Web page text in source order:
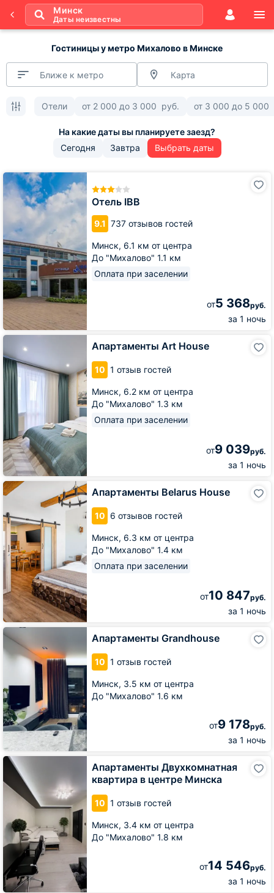
Минск
Даты неизвестны
Гостиницы у метро Михалово в Минске
Ближе к метро Карта
Отели от 2 000 до 3 000 руб. от 3 000 до 5 000
Сегодня Завтра Выбрать даты
Отель IBB
9.1 737 отзывов гостей
Минск, 6.1 км от центра
До "Михалово" 1.1 км
Оплата при заселении
от5 368руб.
за 1 ночь
Отель
IBB
Апартаменты Art House
10 1 отзыв гостей
Минск, 6.2 км от центра
До "Михалово" 1.3 км
Оплата при заселении
от9 039руб.
за 1 ночь
Апартаменты
Art
House
Апартаменты Belarus House
10 6 отзывов гостей
Минск, 6.3 км от центра
До "Михалово" 1.4 км
Оплата при заселении
от10 847руб.
за 1 ночь
Апартаменты
Belarus
Апартаменты Grandhouse
10 1 отзыв гостей
Минск, 3.5 км от центра
До "Михалово" 1.6 км
от9 178руб.
за 1 ночь
Апартаменты
Grandhouse
Апартаменты Двухкомнатная
квартира в центре Минска
10 1 отзыв гостей
Минск, 3.4 км от центра
До "Михалово" 1.8 км
от14 546руб.
за 1 ночь
Апартаменты
Двухкомнатная
квартира
центре